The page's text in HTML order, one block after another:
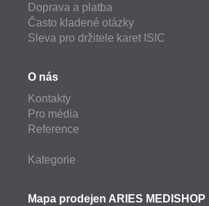
Doprava a platba
Často kladené otázky
Sleva pro držitele karet ISIC
O nás
Kontakty
Pro média
Reference
Kategorie
Mapa prodejen ARIES MEDISHOP